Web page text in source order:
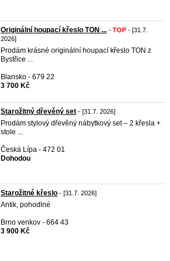
Originální houpací křeslo TON ... - TOP - [31.7.
2026]
Prodám krásné originální houpací křeslo TON z
Bystřice ...
Blansko - 679 22
3 700 Kč
Starožitný dřevěný set - [31.7. 2026]
Prodám stylový dřevěný nábytkový set – 2 křesla +
stole ...
Česká Lípa - 472 01
Dohodou
Starožitné křeslo - [31.7. 2026]
Antik, pohodlné
Brno venkov - 664 43
3 900 Kč